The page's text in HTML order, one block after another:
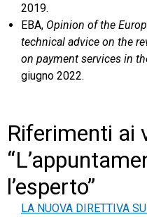
2019.
EBA, Opinion of the
technical advice on the
on payment services in
giugno 2022.
Riferimenti ai
l’esperto”
LA NUOVA DIRETTIVA